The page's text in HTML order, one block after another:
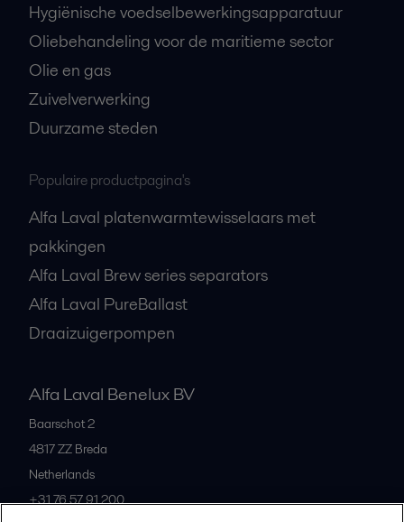
Hygiënische voedselbewerkingsapparatuur
Oliebehandeling voor de maritieme sector
Olie en gas
Zuivelverwerking
Duurzame steden
Populaire productpagina's
Alfa Laval platenwarmtewisselaars met
pakkingen
Alfa Laval Brew series separators
Alfa Laval PureBallast
Draaizuigerpompen
Alfa Laval Benelux BV
Baarschot 2
4817 ZZ Breda
Netherlands
+31 76 57 91 200